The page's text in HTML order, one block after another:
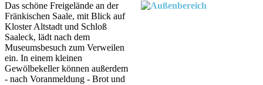
Das schöne Freigelände an der
Fränkischen Saale, mit Blick auf
Kloster Altstadt und Schloß
Saaleck, lädt nach dem
Museumsbesuch zum Verweilen
ein. In einem kleinen
Gewölbekeller können außerdem
- nach Voranmeldung - Brot und